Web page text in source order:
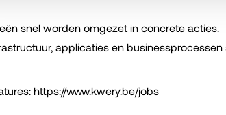
snel worden omgezet in concrete acties.
applicaties en businessprocessen
https://www.kwery.be/jobs